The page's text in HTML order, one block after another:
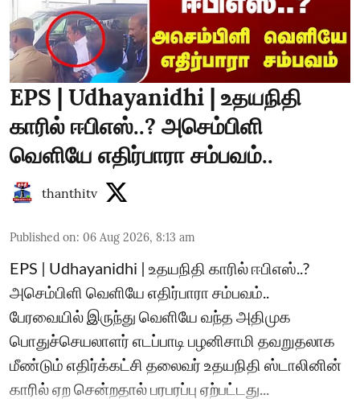
EPS | Udhayanidhi | உதயநிதி
காரில் ஈபிஎஸ்..? அசெம்பிளி
வெளியே எதிர்பாரா சம்பவம்..
thanthitv
Published on: 06 Aug 2026, 8:13 am
EPS | Udhayanidhi | உதயநிதி காரில் ஈபிஎஸ்..?
அசெம்பிளி வெளியே எதிர்பாரா சம்பவம்..
பேரவையில் இருந்து வெளியே வந்த அதிமுக
பொதுச்செயலாளர் எடப்பாடி பழனிசாமி தவறுதலாக
மீண்டும் எதிர்க்கட்சி தலைவர் உதயநிதி ஸ்டாலினின்
காரில் ஏற சென்றதால் பரபரப்பு ஏற்பட்டது...